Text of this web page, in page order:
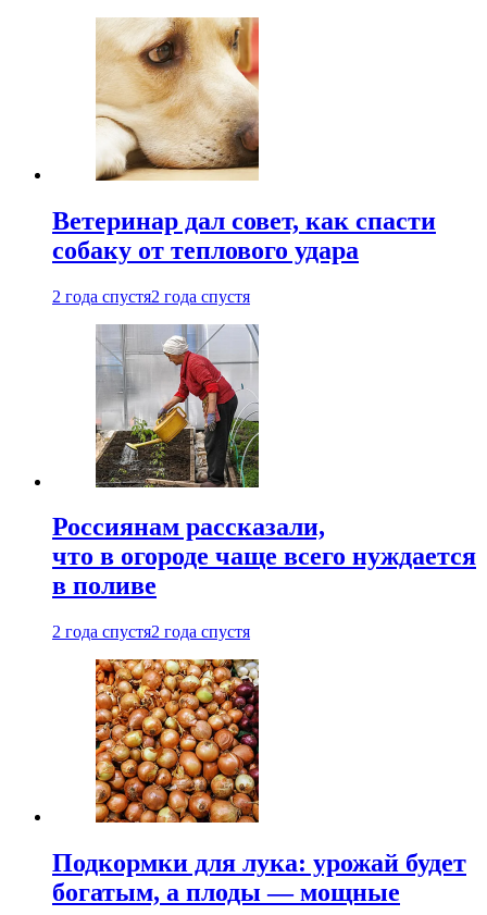
Ветеринар дал совет, как спасти
собаку от теплового удара
2 года спустя2 года спустя
Россиянам рассказали,
что в огороде чаще всего нуждается
в поливе
2 года спустя2 года спустя
Подкормки для лука: урожай будет
богатым, а плоды — мощные